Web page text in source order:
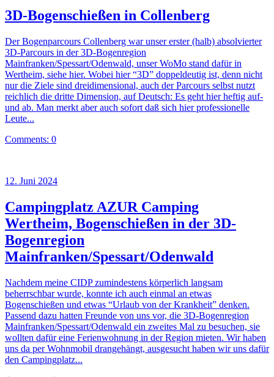
3D-Bogenschießen in Collenberg
Der Bogenparcours Collenberg war unser erster (halb) absolvierter
3D-Parcours in der 3D-Bogenregion
Mainfranken/Spessart/Odenwald, unser WoMo stand dafür in
Wertheim, siehe hier. Wobei hier “3D” doppeldeutig ist, denn nicht
nur die Ziele sind dreidimensional, auch der Parcours selbst nutzt
reichlich die dritte Dimension, auf Deutsch: Es geht hier heftig auf-
und ab. Man merkt aber auch sofort daß sich hier professionelle
Leute...
Comments: 0
12. Juni 2024
Campingplatz AZUR Camping
Wertheim, Bogenschießen in der 3D-
Bogenregion
Mainfranken/Spessart/Odenwald
Nachdem meine CIDP zumindestens körperlich langsam
beherrschbar wurde, konnte ich auch einmal an etwas
Bogenschießen und etwas “Urlaub von der Krankheit” denken.
Passend dazu hatten Freunde von uns vor, die 3D-Bogenregion
Mainfranken/Spessart/Odenwald ein zweites Mal zu besuchen, sie
wollten dafür eine Ferienwohnung in der Region mieten. Wir haben
uns da per Wohnmobil drangehängt, ausgesucht haben wir uns dafür
den Campingplatz...